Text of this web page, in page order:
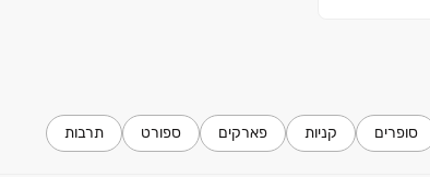
סופרים קניות פארקים ספורט תרבות